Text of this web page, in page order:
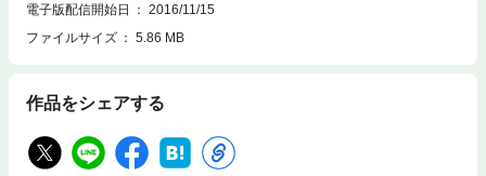
電子版配信開始日
2016/11/15
ファイルサイズ
5.86 MB
作品をシェアする